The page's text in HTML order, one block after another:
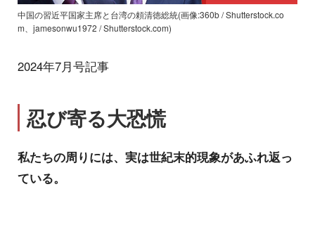
中国の習近平国家主席と台湾の頼清徳総統(画像:360b / Shutterstock.co
m、jamesonwu1972 / Shutterstock.com)
2024年7月号記事
忍び寄る大恐慌
私たちの周りには、実は世紀末的現象があふれ返っ
ている。